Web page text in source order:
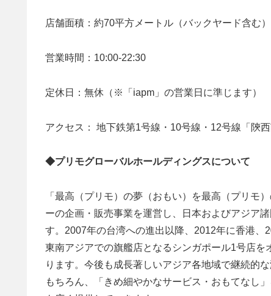
店舗面積：約70平方メートル（バックヤード含む）
営業時間：10:00-22:30
定休日：無休（※「iapm」の営業日に準じます）
アクセス： 地下鉄第1号線・10号線・12号線「陝
◆プリモグローバルホールディングスについて
「最高（プリモ）の夢（おもい）を最高（プリモ
ーの企画・販売事業を運営し、日本およびアジア
す。2007年の台湾への進出以降、2012年に香港
東南アジアでの旗艦店となるシンガポール1号店
ります。今後も成長著しいアジア各地域で継続的
もちろん、「きめ細やかなサービス・おもてなし